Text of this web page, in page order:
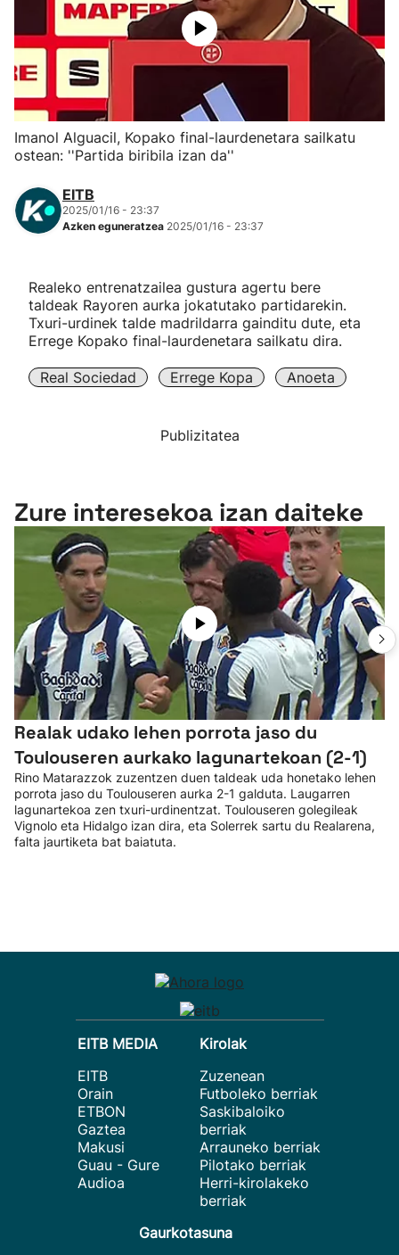
Eskubaloia
Kirolak 360
Mendi-lasterketak
"Helmuga"
Imanol Alguacil, Kopako final-laurdenetara sailkatu
ostean: ''Partida biribila izan da''
EITB
2025/01/16 - 23:37
Azken eguneratzea 2025/01/16 - 23:37
Realeko entrenatzailea gustura agertu bere
taldeak Rayoren aurka jokatutako partidarekin.
Txuri-urdinek talde madrildarra gainditu dute, eta
Errege Kopako final-laurdenetara sailkatu dira.
Real Sociedad Errege Kopa Anoeta
Publizitatea
Zure interesekoa izan daiteke
Realak udako lehen porrota jaso du
Toulouseren aurkako lagunartekoan (2-1)
Rino Matarazzok zuzentzen duen taldeak uda honetako lehen
porrota jaso du Toulouseren aurka 2-1 galduta. Laugarren
lagunartekoa zen txuri-urdinentzat. Toulouseren golegileak
Vignolo eta Hidalgo izan dira, eta Solerrek sartu du Realarena,
falta jaurtiketa bat baiatuta.
EITB MEDIA
EITB
Orain
ETBON
Gaztea
Makusi
Guau - Gure
Audioa
Kirolak
Zuzenean
Futboleko berriak
Saskibaloiko
berriak
Arrauneko berriak
Pilotako berriak
Herri-kirolakeko
berriak
Gaurkotasuna